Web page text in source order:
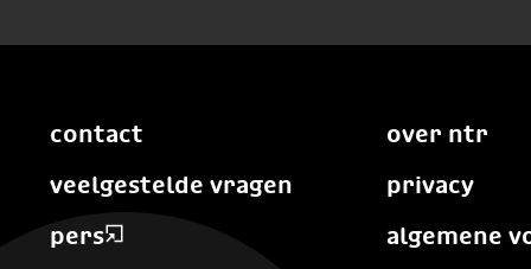
contact
veelgestelde vragen
pers
over ntr
privacy
algemene